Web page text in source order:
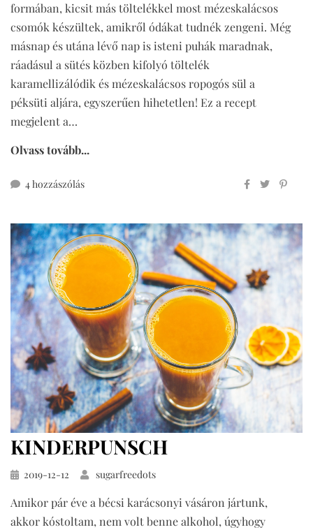
formában, kicsit más töltelékkel most mézeskalácsos
csomók készültek, amikről ódákat tudnék zengeni. Még
másnap és utána lévő nap is isteni puhák maradnak,
ráadásul a sütés közben kifolyó töltelék
karamellizálódik és mézeskalácsos ropogós sül a
péksüti aljára, egyszerűen hihetetlen! Ez a recept
megjelent a…
Olvass tovább...
4 hozzászólásmézeskalácsos
kiőrlésű,
cukormentes)
bejegyzéshez
KINDERPUNSCH
Közzétéve
2019-12-12 sugarfreedots
Amikor pár éve a bécsi karácsonyi vásáron jártunk,
akkor kóstoltam, nem volt benne alkohol, úgyhogy